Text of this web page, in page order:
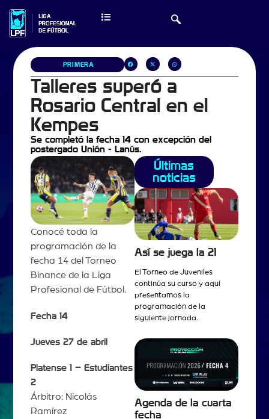
PRIMERA
Talleres superó a
Rosario Central en el
Kempes
Se completó la fecha 14 con excepción del
postergado Unión - Lanús.
Conocé toda la
programación de la
fecha 14 del Torneo
Binance de la Liga
Profesional de Fútbol.
Fecha 14
Jueves 27 de abril
Platense 1 – Estudiantes
2
Árbitro: Nicolás
Ramírez
Últimas
noticias
Así se juega la 21
El Torneo de Juveniles
continúa su curso y aquí
presentamos la
programación de la
siguiente jornada.
Agenda de la cuarta
fecha